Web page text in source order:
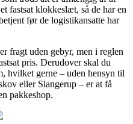
fastsat klokkeslæt, så de har en
før de logistikansatte har
fragt uden gebyr, men i reglen
pris. Derudover skal du
hvilket gerne – uden hensyn til
eller Slangerup – er at få
pakkeshop.